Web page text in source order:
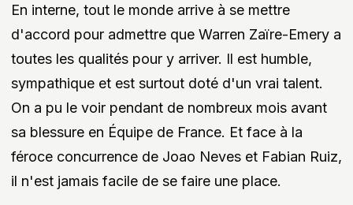
En interne, tout le monde arrive à se mettre
d'accord pour admettre que Warren Zaïre-Emery a
toutes les qualités pour y arriver. Il est humble,
sympathique et est surtout doté d'un vrai talent.
On a pu le voir pendant de nombreux mois avant
sa blessure en Équipe de France. Et face à la
féroce concurrence de Joao Neves et Fabian Ruiz,
il n'est jamais facile de se faire une place.